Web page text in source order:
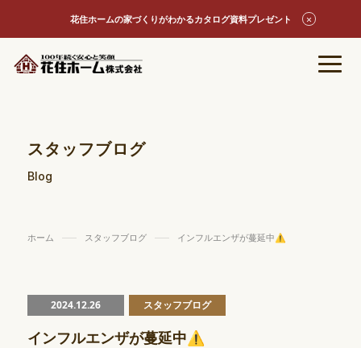
花住ホームの家づくりがわかるカタログ資料プレゼント
スタッフブログ
Blog
ホーム スタッフブログ インフルエンザが蔓延中⚠
2024.12.26 スタッフブログ
インフルエンザが蔓延中⚠